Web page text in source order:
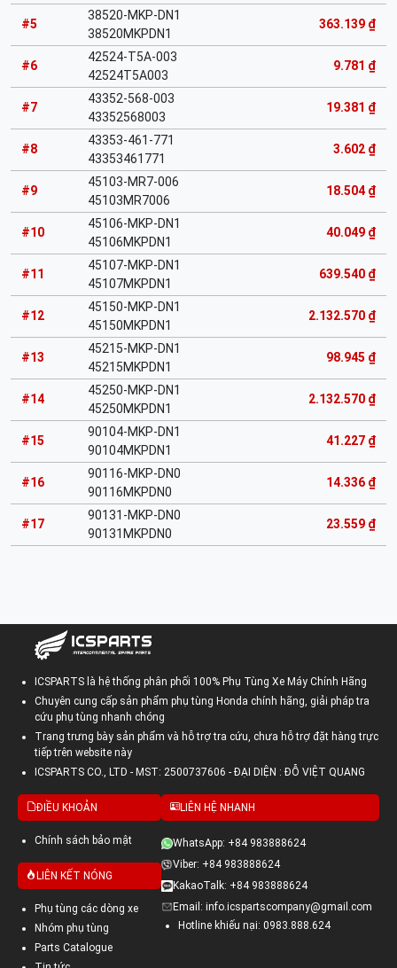
#5
38520-MKP-DN1
38520MKPDN1
363.139 ₫
#6
42524-T5A-003
42524T5A003
9.781 ₫
#7
43352-568-003
43352568003
19.381 ₫
#8
43353-461-771
43353461771
3.602 ₫
#9
45103-MR7-006
45103MR7006
18.504 ₫
#10
45106-MKP-DN1
45106MKPDN1
40.049 ₫
#11
45107-MKP-DN1
45107MKPDN1
639.540 ₫
#12
45150-MKP-DN1
45150MKPDN1
2.132.570 ₫
#13
45215-MKP-DN1
45215MKPDN1
98.945 ₫
#14
45250-MKP-DN1
45250MKPDN1
2.132.570 ₫
#15
90104-MKP-DN1
90104MKPDN1
41.227 ₫
#16
90116-MKP-DN0
90116MKPDN0
14.336 ₫
#17
90131-MKP-DN0
90131MKPDN0
23.559 ₫
ICSPARTS là hệ thống phân phối 100% Phụ Tùng Xe Máy Chính Hãng
Chuyên cung cấp sản phẩm phụ tùng Honda chính hãng, giải pháp tra
cứu phụ tùng nhanh chóng
Trang trưng bày sản phẩm và hỗ trợ tra cứu, chưa hỗ trợ đặt hàng trực
tiếp trên website này
ICSPARTS CO., LTD - MST: 2500737606 - ĐẠI DIỆN : ĐỖ VIỆT QUANG
ĐIỀU KHOẢN
Chính sách bảo mật
LIÊN KẾT NÓNG
Phụ tùng các dòng xe
Nhóm phụ tùng
Parts Catalogue
LIÊN HỆ NHANH
WhatsApp: +84 983888624
Viber: +84 983888624
KakaoTalk: +84 983888624
Email: info.icspartscompany@gmail.com
Hotline khiếu nại: 0983.888.624